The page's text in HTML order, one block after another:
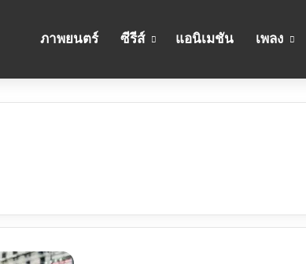
ภาพยนตร์ ซีรีส์ แอนิเมชัน เพลง